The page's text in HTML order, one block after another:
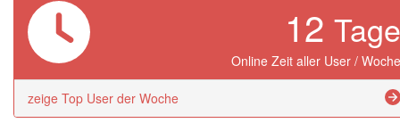
12 Tage
Online Zeit aller User / Woche
zeige Top User der Woche